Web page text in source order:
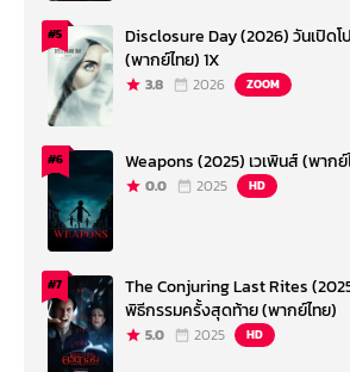
#5
Disclosure Day (2026) วันเปิดโ
(พากย์ไทย) 1X
3.8 2026 ZOOM
#6 Weapons (2025) เวเพินส์ (พากย์
0.0 2025 HD
#7
The Conjuring Last Rites
พิธีกรรมครั้งสุดท้าย (พากย์ไทย)
5.0 2025 HD